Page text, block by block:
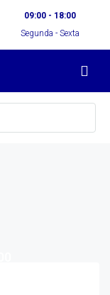
09:00 - 18:00
Segunda - Sexta